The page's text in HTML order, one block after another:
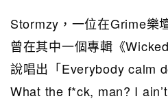
Stormzy，一位在Grime樂
曾在其中一個專輯《
說唱出「Everybody calm
What the f*ck, man? I